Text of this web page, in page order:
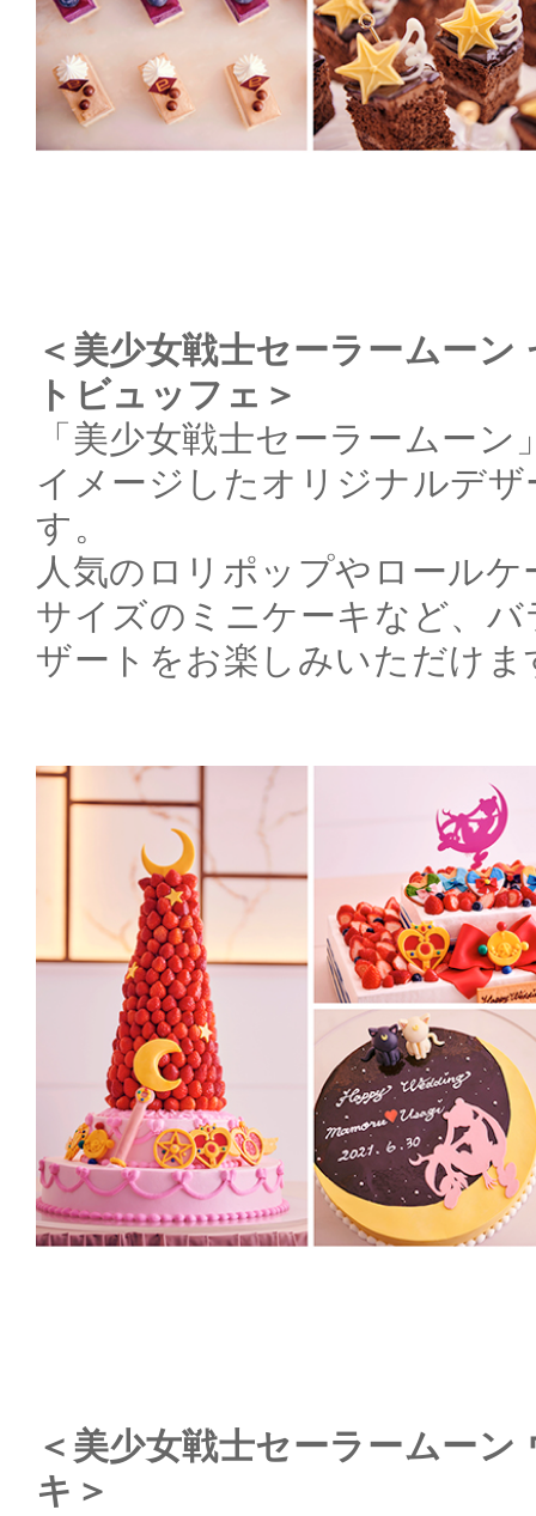
＜美少女戦士セーラームーン
トビュッフェ＞
「美少女戦士セーラームー
イメージしたオリジナルデ
す。
人気のロリポップやロール
サイズのミニケーキなど、
ザートをお楽しみいただけま
＜美少女戦士セーラームー
キ＞